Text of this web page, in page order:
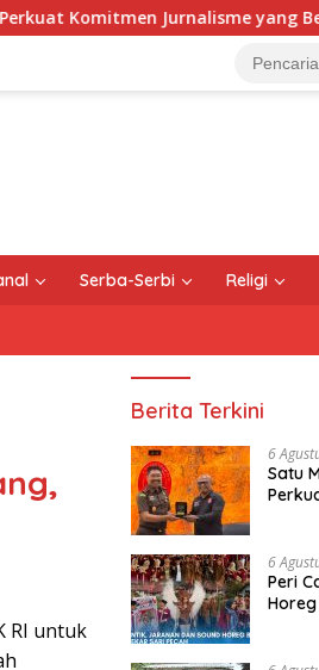
yang Berintegritas
Serba-Serbi Religi
RI untuk
Berita Terkini
6
Satu
6
Peri